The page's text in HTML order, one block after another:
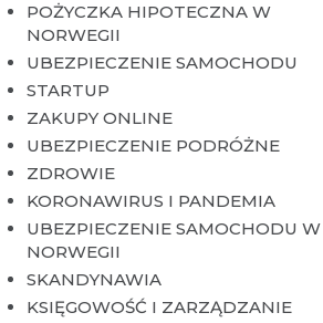
POŻYCZKA HIPOTECZNA W
NORWEGII
UBEZPIECZENIE SAMOCHODU
STARTUP
ZAKUPY ONLINE
UBEZPIECZENIE PODRÓŻNE
ZDROWIE
KORONAWIRUS I PANDEMIA
UBEZPIECZENIE SAMOCHODU W
NORWEGII
SKANDYNAWIA
KSIĘGOWOŚĆ I ZARZĄDZANIE